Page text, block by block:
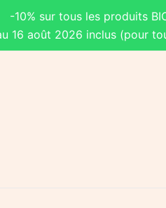
-10% sur tous les produits
16 août 2026 inclus (pour